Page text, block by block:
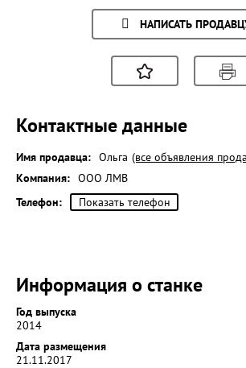
НАПИСАТЬ
Контактные данные
Имя продавца: Ольга (все объявления
Компания: ООО ЛМВ
Телефон:
Показать телефон
Информация о станке
Год выпуска
2014
Дата размещения
21.11.2017